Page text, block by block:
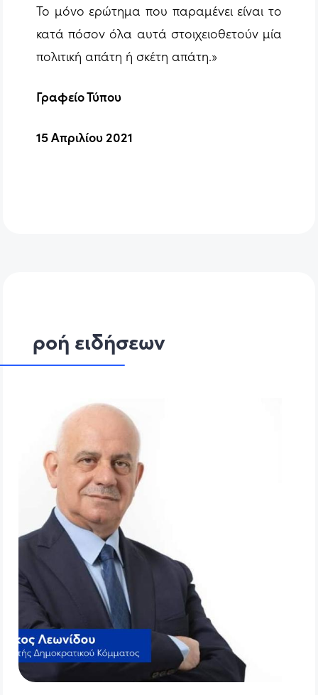
Το μόνο ερώτημα που παραμένει είναι το
κατά πόσον όλα αυτά στοιχειοθετούν μία
πολιτική απάτη ή σκέτη απάτη.»
Γραφείο Τύπου
15 Απριλίου 2021
ροή ειδήσεων